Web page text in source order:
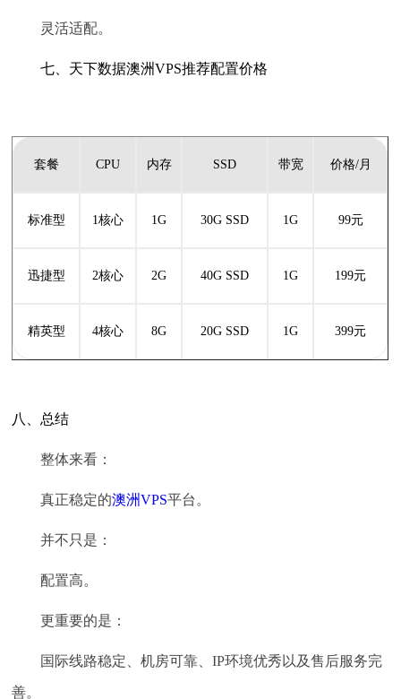
灵活适配。
七、天下数据澳洲VPS推荐配置价格
套餐 CPU 内存 SSD 带宽 价格/月
标准型 1核心 1G 30G SSD 1G 99元
迅捷型 2核心 2G 40G SSD 1G 199元
精英型 4核心 8G 20G SSD 1G 399元
八、总结
整体来看：
真正稳定的澳洲VPS平台。
并不只是：
配置高。
更重要的是：
国际线路稳定、机房可靠、IP环境优秀以及售后服务完
善。